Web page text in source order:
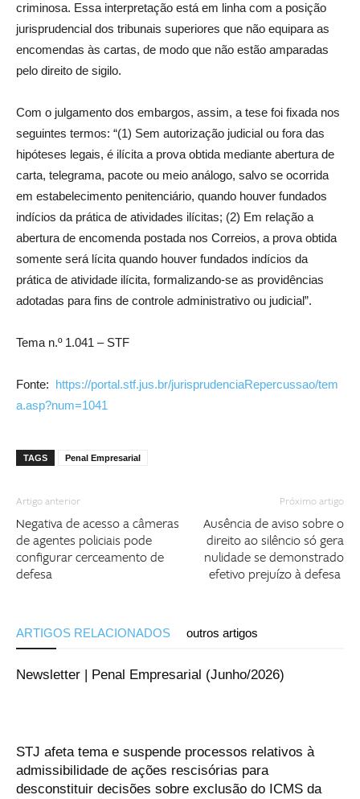
criminosa. Essa interpretação está em linha com a posição
jurisprudencial dos tribunais superiores que não equipara as
encomendas às cartas, de modo que não estão amparadas
pelo direito de sigilo.
Com o julgamento dos embargos, assim, a tese foi fixada nos
seguintes termos: “(1) Sem autorização judicial ou fora das
hipóteses legais, é ilícita a prova obtida mediante abertura de
carta, telegrama, pacote ou meio análogo, salvo se ocorrida
em estabelecimento penitenciário, quando houver fundados
indícios da prática de atividades ilícitas; (2) Em relação a
abertura de encomenda postada nos Correios, a prova obtida
somente será lícita quando houver fundados indícios da
prática de atividade ilícita, formalizando-se as providências
adotadas para fins de controle administrativo ou judicial”.
Tema n.º 1.041 – STF
Fonte: https://portal.stf.jus.br/jurisprudenciaRepercussao/tem
a.asp?num=1041
TAGS Penal Empresarial
Artigo anterior
Negativa de acesso a câmeras
de agentes policiais pode
configurar cerceamento de
defesa
Próximo artigo
Ausência de aviso sobre o
direito ao silêncio só gera
nulidade se demonstrado
efetivo prejuízo à defesa
ARTIGOS RELACIONADOS outros artigos
Newsletter | Penal Empresarial (Junho/2026)
STJ afeta tema e suspende processos relativos à
admissibilidade de ações rescisórias para
desconstituir decisões sobre exclusão do ICMS da